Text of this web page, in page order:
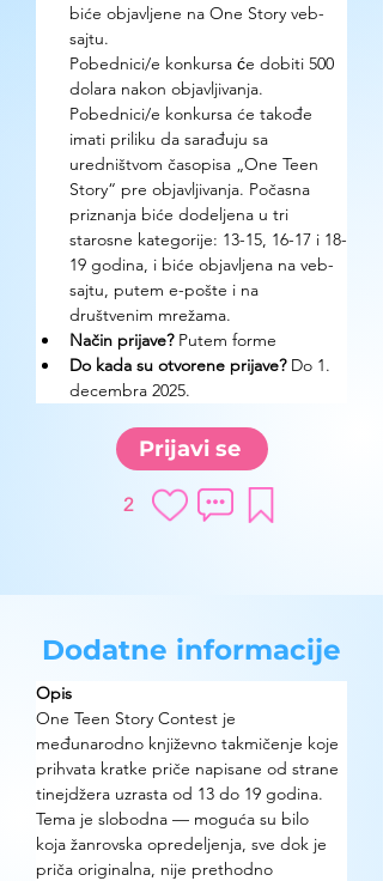
biće objavljene na One Story veb-
sajtu.
Pobednici/e konkursa će dobiti 500
dolara nakon objavljivanja.
Pobednici/e konkursa će takođe
imati priliku da sarađuju sa
uredništvom časopisa „One Teen
Story“ pre objavljivanja. Počasna
priznanja biće dodeljena u tri
starosne kategorije: 13-15, 16-17 i 18-
19 godina, i biće objavljena na veb-
sajtu, putem e-pošte i na
društvenim mrežama.
Način prijave? Putem forme
Do kada su otvorene prijave? Do 1.
decembra 2025.
Prijavi se
2
Dodatne informacije
Opis
One Teen Story Contest je
međunarodno književno takmičenje koje
prihvata kratke priče napisane od strane
tinejdžera uzrasta od 13 do 19 godina.
Tema je slobodna — moguća su bilo
koja žanrovska opredeljenja, sve dok je
priča originalna, nije prethodno